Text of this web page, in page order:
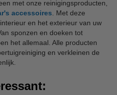
met onze reinigingsproducten,
accessoires . Met deze
en het exterieur van uw
sponzen en doeken tot
het allemaal. Alle producten
en verkleinen de